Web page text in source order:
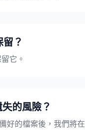
？
它。
的風險？
好的檔案後，我們將